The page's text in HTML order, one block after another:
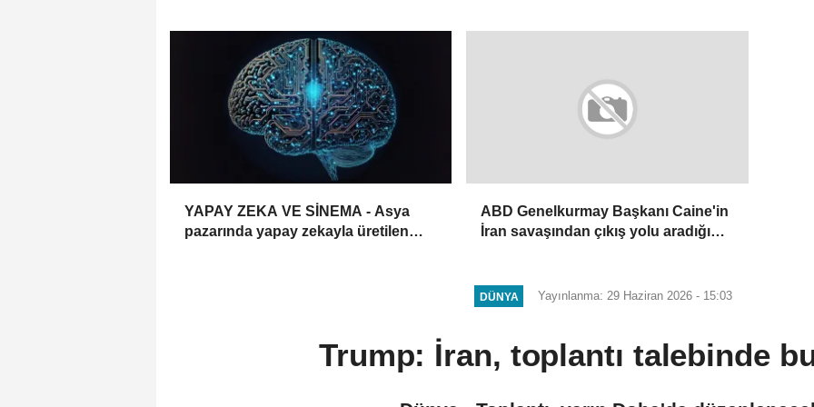
YAPAY ZEKA VE SİNEMA - Asya
pazarında yapay zekayla üretilen
ABD Genelkurmay Başkanı Caine'in
İran savaşından çıkış yolu aradığı
DÜNYA Yayınlanma: 29 Haziran 2026 - 15:03
Trump: İran, toplantı talebinde